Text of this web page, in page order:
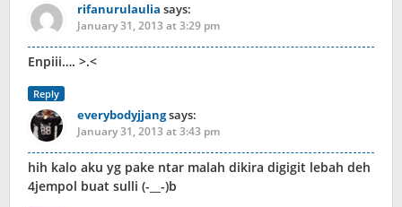
rifanurulaulia says:
January 31, 2013 at 3:29 pm
Enpiii…. >.<
Reply
everybodyjjangsays:
January 31, 2013 at 3:43 pm
hih kalo aku yg pake ntar malah dikira digigit lebah deh
4jempol buat sulli (-__-)b